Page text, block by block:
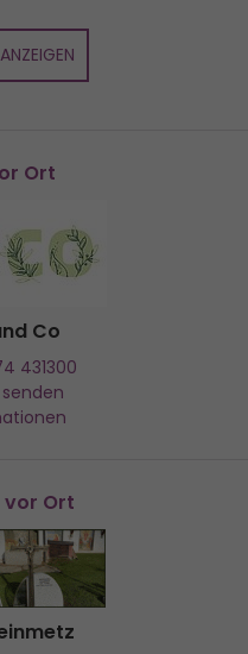
Ort
Co
431300
vor Ort